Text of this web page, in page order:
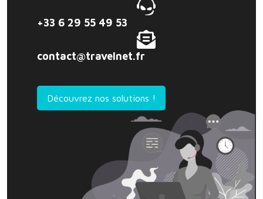
+33 6 29 55 49 53
contact@travelnet.fr
Découvrez nos solutions !